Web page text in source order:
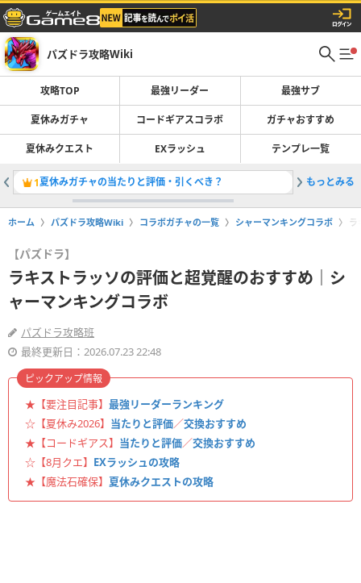
パズドラ攻略Wiki
攻略TOP 最強リーダー 最強サブ
夏休みガチャ コードギアスコラボ ガチャおすすめ
夏休みクエスト EXラッシュ テンプレ一覧
1夏休みガチャの当たりと評価・引くべき？ 2最強リ
もっとみる
ホーム パズドラ攻略Wiki コラボガチャの一覧 シャーマンキングコラボ
【パズドラ】
ラキストラッソの評価と超覚醒のおすすめ｜シ
ャーマンキングコラボ
パズドラ攻略班
最終更新日：2026.07.23 22:48
★【要注目記事】 最強リーダーランキング
☆【夏休み2026】 当たりと評価／交換おすすめ
★【コードギアス】 当たりと評価／交換おすすめ
☆【8月クエ】 EXラッシュの攻略
★【魔法石確保】 夏休みクエストの攻略
ピックアップ情報